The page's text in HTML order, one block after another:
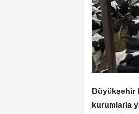
Büyükşehir
kurumlarla